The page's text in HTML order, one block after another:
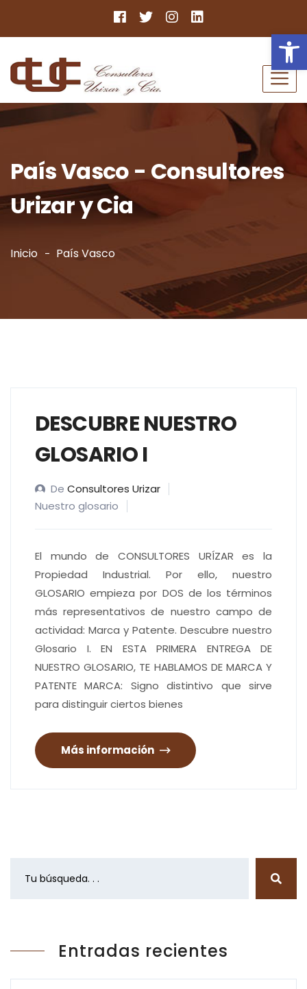
País Vasco - Consultores
Urizar y Cia
Inicio País Vasco
DESCUBRE NUESTRO
GLOSARIO I
De Consultores Urizar
Nuestro glosario
El mundo de CONSULTORES URÍZAR es la
Propiedad Industrial. Por ello, nuestro
GLOSARIO empieza por DOS de los términos
más representativos de nuestro campo de
actividad: Marca y Patente. Descubre nuestro
Glosario I. EN ESTA PRIMERA ENTREGA DE
NUESTRO GLOSARIO, TE HABLAMOS DE MARCA Y
PATENTE MARCA: Signo distintivo que sirve
para distinguir ciertos bienes
Más información
Entradas recientes